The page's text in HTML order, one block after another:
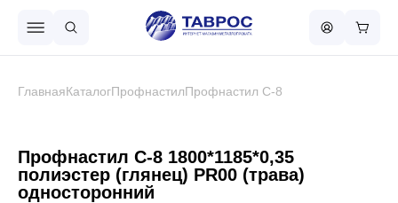
Металлочерепица
ГлавнаяКаталогПрофнастилПрофнастил С-8
Профнастил С-8 1800*1185*0,35
полиэстер (глянец) PR00 (трава)
односторонний